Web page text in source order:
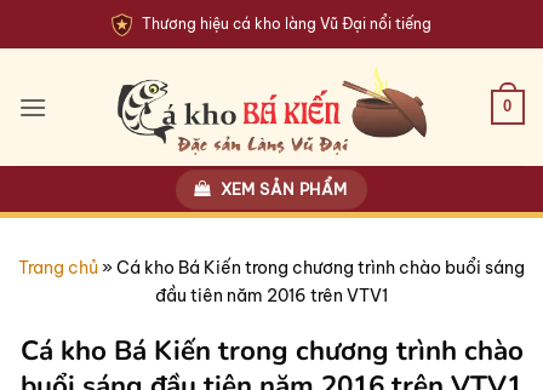
qua
dung
Thương hiệu cá kho làng Vũ Đại nổi tiếng
0
XEM SẢN PHẨM
Trang chủ»Cá kho Bá Kiến trong chương trình chào buổi sáng
đầu tiên năm 2016 trên VTV1
Cá kho Bá Kiến trong chương trình chào